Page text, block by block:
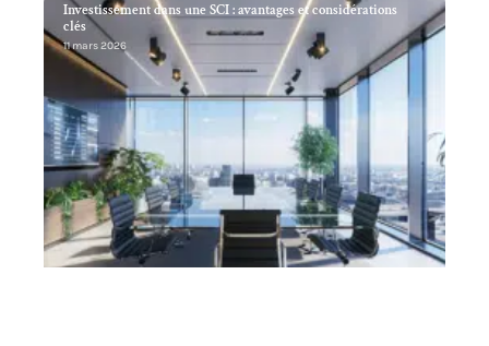
Investissement dans une SCI : avantages et considérations
clés
11 mars 2026